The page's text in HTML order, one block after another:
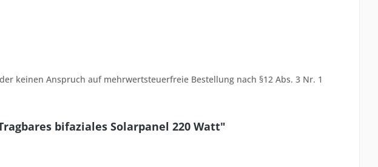
keinen Anspruch auf mehrwertsteuerfreie Bestellung nach §12 Abs. 3 Nr. 1
bifaziales Solarpanel 220 Watt"